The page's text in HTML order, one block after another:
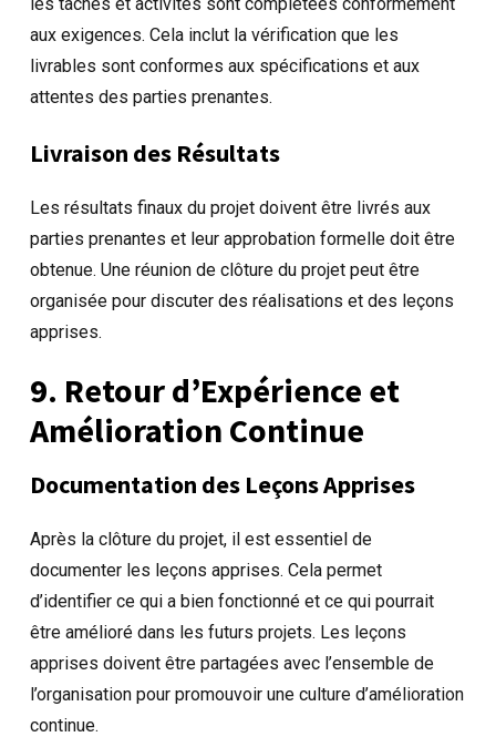
aux exigences. Cela inclut la vérification que les
livrables sont conformes aux spécifications et aux
attentes des parties prenantes.
Livraison des Résultats
Les résultats finaux du projet doivent être livrés aux
parties prenantes et leur approbation formelle doit être
obtenue. Une réunion de clôture du projet peut être
organisée pour discuter des réalisations et des leçons
apprises.
9. Retour d’Expérience et
Amélioration Continue
Documentation des Leçons Apprises
Après la clôture du projet, il est essentiel de
documenter les leçons apprises. Cela permet
d’identifier ce qui a bien fonctionné et ce qui pourrait
être amélioré dans les futurs projets. Les leçons
apprises doivent être partagées avec l’ensemble de
l’organisation pour promouvoir une culture d’amélioration
continue.